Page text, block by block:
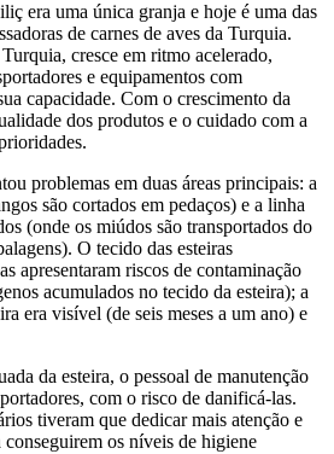
era uma única granja e hoje é uma das
de carnes de aves da Turquia.
cresce em ritmo acelerado,
e equipamentos com
capacidade. Com o crescimento da
dos produtos e o cuidado com a
problemas em duas áreas principais: a
são cortados em pedaços) e a linha
(onde os miúdos são transportados do
O tecido das esteiras
apresentaram riscos de contaminação
acumulados no tecido da esteira); a
era visível (de seis meses a um ano) e
da esteira, o pessoal de manutenção
com o risco de danificá-las.
tiveram que dedicar mais atenção e
conseguirem os níveis de higiene